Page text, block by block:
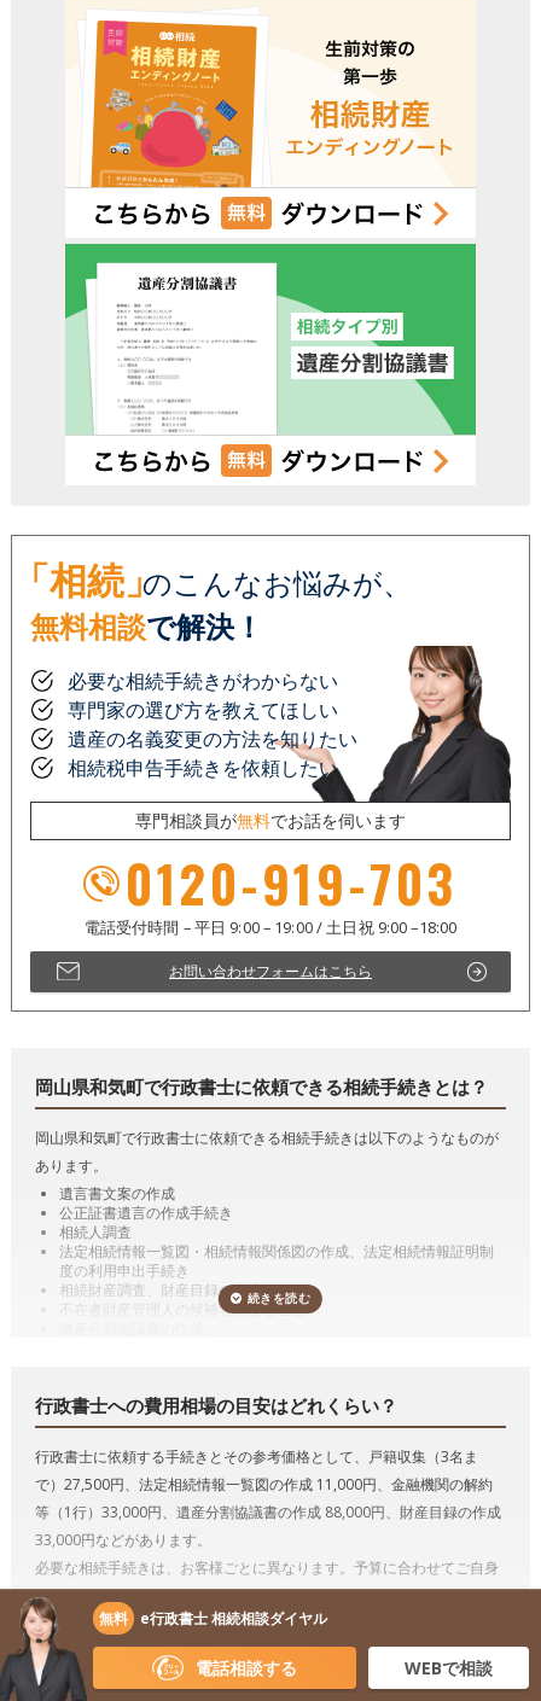
電話受付時間 – 平日 9:00 – 19:00 / 土日祝 9:00 –18:00
「相続」のこんなお悩みが、
無料相談で解決！
必要な相続手続きがわからない
専門家の選び方を教えてほしい
遺産の名義変更の方法を知りたい
相続税申告手続きを依頼したい
専門相談員が無料でお話を伺います
0120-919-703
お問い合わせフォームはこちら
岡山県和気町で行政書士に依頼できる相続手続きとは？
岡山県和気町で行政書士に依頼できる相続手続きは以下のようなものが
あります。
遺言書文案の作成
公正証書遺言の作成手続き
相続人調査
法定相続情報一覧図・相続情報関係図の作成、法定相続情報証明制
度の利用申出手続き
相続財産調査、財産目録の作成
不在者財産管理人の候補者になること
遺言の執行
遺言書作成のサポート、遺言の執行
行政書士は遺言者が決めた遺言内容に基づいて遺言書文案を作成するこ
とができます。
遺言には、公正証書遺言、自筆証書遺言及び秘密証書遺言の3つの方式
があります。
たとえば、公正証書遺言をするためには、必要書類を収集したり、証人
になってくれる人を探さねばならず、また、公証役場に最低でも2回は
行かなければなりません。行政書士に依頼すると、書類の収集や証人の
行政書士への費用相場の目安はどれくらい？
行政書士に依頼する手続きとその参考価格として、戸籍収集（3名ま
で）27,500円、法定相続情報一覧図の作成 11,000円、金融機関の解約
等（1行）33,000円、遺産分割協議書の作成 88,000円、財産目録の作成
33,000円などがあります。
必要な相続手続きは、お客様ごとに異なります。予算に合わせてご自身
で対応できないもののみ依頼することも可能ですので、まずはお気軽に
ご相談ください。
相続手続き
*参考価格（税込み）
戸籍収集1名
11,000円
無料 e行政書士 相続相談ダイヤル
電話相談する WEBで相談